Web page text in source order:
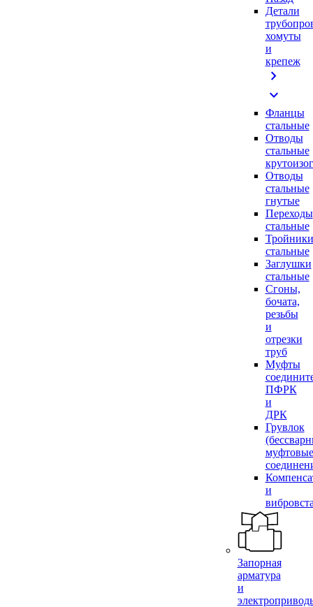
Детали
хомуты
и
крепеж
chevron_right
expand_more
Фланцы
стальные
Отводы
стальные
Отводы
стальные
гнутые
Переходы
стальные
Тройники
стальные
Заглушки
стальные
Сгоны,
бочата,
резьбы
и
отрезки
труб
Муфты
ПФРК
и
ДРК
Грувлок
муфтовые
и
Запорная
арматура
и